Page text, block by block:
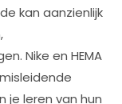
kan aanzienlijk
Nike en HEMA
je leren van hun